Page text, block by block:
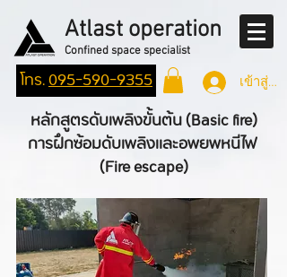
Atlast operation
Confined space specialist
โทร.095-590-9355 เข้าสู่ระ
หลักสูตรดับเพลิงขั้นต้น (Basic fire)
การฝึกซ้อมดับเพลิงและอพยพหนีไฟ
(Fire escape)